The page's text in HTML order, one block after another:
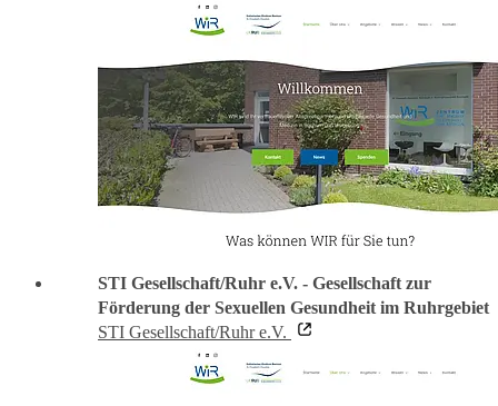
STI Gesellschaft/Ruhr e.V. - Gesellschaft zur
Förderung der Sexuellen Gesundheit im Ruhrgebiet
STI Gesellschaft/Ruhr e.V.